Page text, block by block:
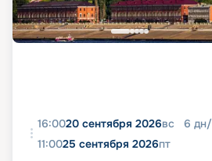
16:0020 сентября 2026вс 6 дн/
11:0025 сентября 2026пт